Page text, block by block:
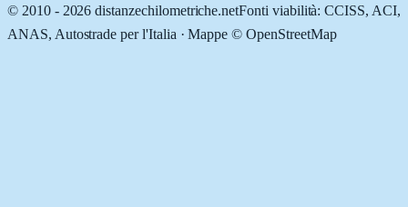
© 2010 - 2026 distanzechilometriche.netFonti viabilità: CCISS, ACI,
ANAS, Autostrade per l'Italia · Mappe © OpenStreetMap